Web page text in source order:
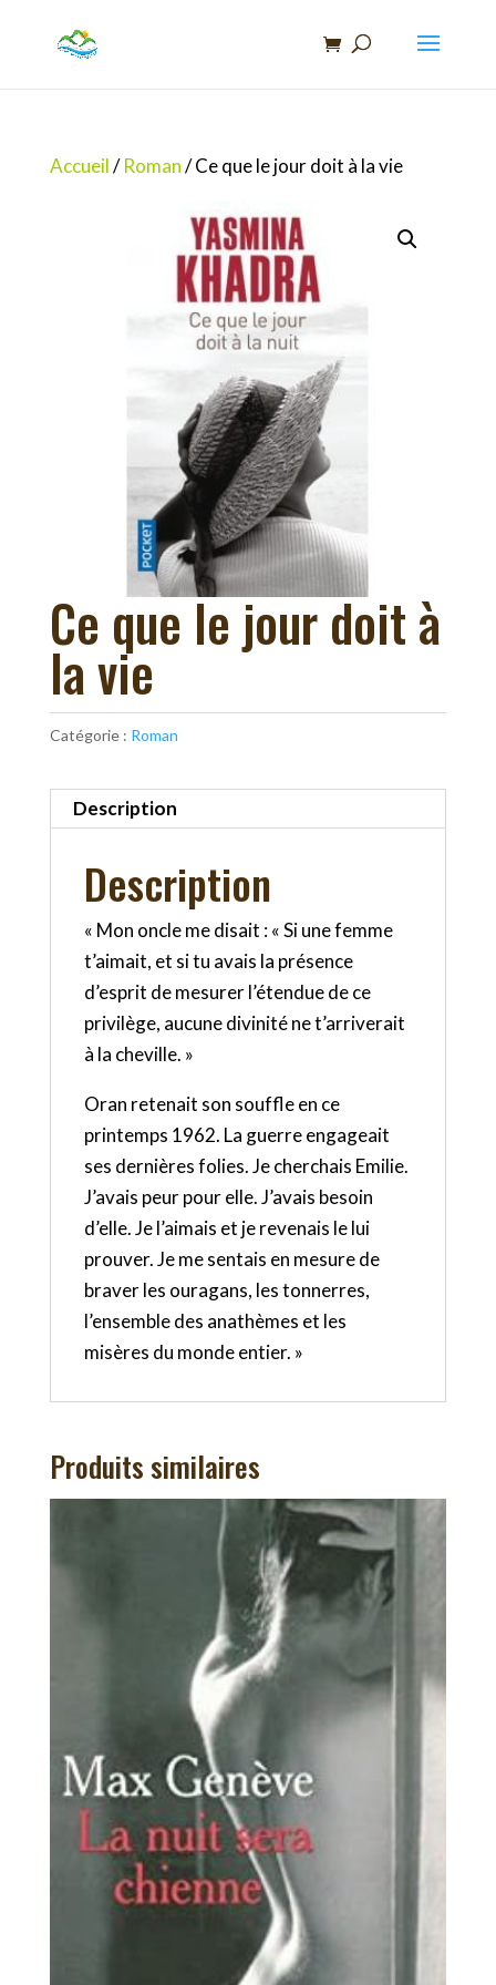
Accueil/Roman/ Ce que le jour doit à la vie
Ce que le jour doit à
la vie
Catégorie : Roman
Description
Description
« Mon oncle me disait : « Si une femme
t’aimait, et si tu avais la présence
d’esprit de mesurer l’étendue de ce
privilège, aucune divinité ne t’arriverait
à la cheville. »
Oran retenait son souffle en ce
printemps 1962. La guerre engageait
ses dernières folies. Je cherchais Emilie.
J’avais peur pour elle. J’avais besoin
d’elle. Je l’aimais et je revenais le lui
prouver. Je me sentais en mesure de
braver les ouragans, les tonnerres,
l’ensemble des anathèmes et les
misères du monde entier. »
Produits similaires